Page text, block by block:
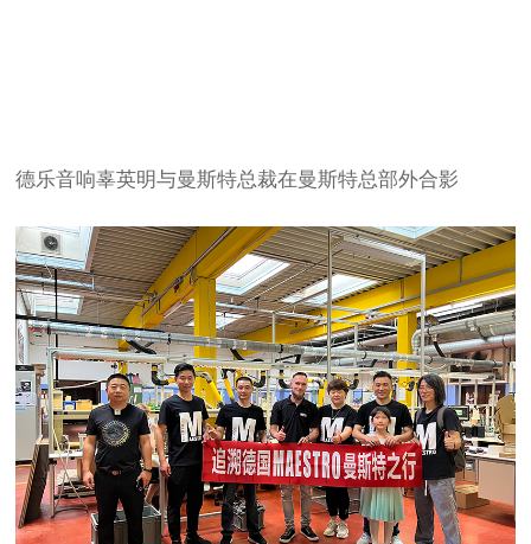
德乐音响辜英明与曼斯特总裁在曼斯特总部外合影